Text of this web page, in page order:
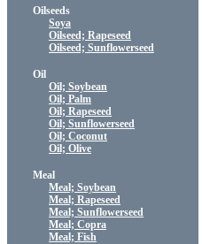
Oilseeds
Soya
Oilseed; Rapeseed
Oilseed; Sunflowerseed
Oil
Oil; Soybean
Oil; Palm
Oil; Rapeseed
Oil; Sunflowerseed
Oil; Coconut
Oil; Olive
Meal
Meal; Soybean
Meal; Rapeseed
Meal; Sunflowerseed
Meal; Copra
Meal; Fish